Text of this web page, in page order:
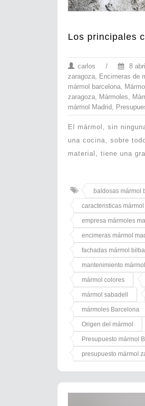
Los principales
carlos / 8
zaragoza Encimeras de
mármol barcelona
zaragoza Mármoles
mármol Madrid
El mármol, sin
una cocina, sobre
material, tiene una
baldosas mármol
caracteristicas mármol
empresa mármoles
encimeras mármol
fachadas mármol
mantenimiento
mármol colores
mármol sabadell
mármoles Barcelona
Origen del mármol
Presupuesto mármol
presupuesto mármol